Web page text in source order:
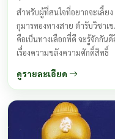
หลวงพ่อกอย ปี 2554
สำหรับผู้ที่สนใจที่อยากจะเลี้ยง
กุมารทองทางสาย ตำรับวิชาเข
คือเป็นทางเลือกที่ดี จะรู้จักกันดี
เรื่องความขลังความศักดิ์สิทธิ์
กุมารทองกึ่งเทพกึ่งพรายที่มีฤทธิ์
สูงทางด้านเมตตามหานิยม แ
เมตตาค้าขาย เหมาะสำหรับเ
ไว้เรียกโชคลาภ ...
ดูรายละเอียด